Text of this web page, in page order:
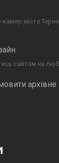
камер міста
сайтом на
архівне